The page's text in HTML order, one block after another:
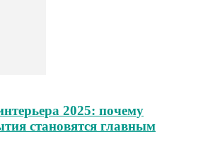
2025: почему
становятся главным